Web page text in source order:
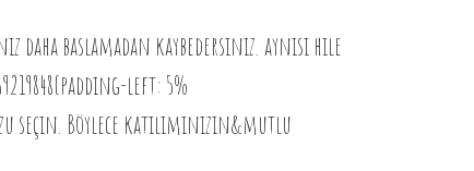
daha baslamadan kaybedersiniz. aynısı hile
left: 5%
Böylece katılımınızın&mutlu